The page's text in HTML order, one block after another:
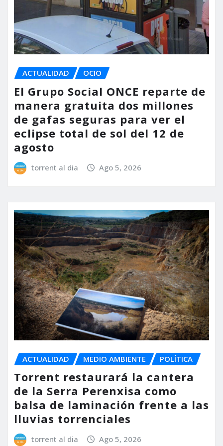
ACTUALIDAD OCIO
El Grupo Social ONCE reparte de
manera gratuita dos millones
de gafas seguras para ver el
eclipse total de sol del 12 de
agosto
torrent al dia Ago 5, 2026
ACTUALIDAD MEDIO AMBIENTE POLÍTICA
Torrent restaurará la cantera
de la Serra Perenxisa como
balsa de laminación frente a las
lluvias torrenciales
torrent al dia Ago 5, 2026